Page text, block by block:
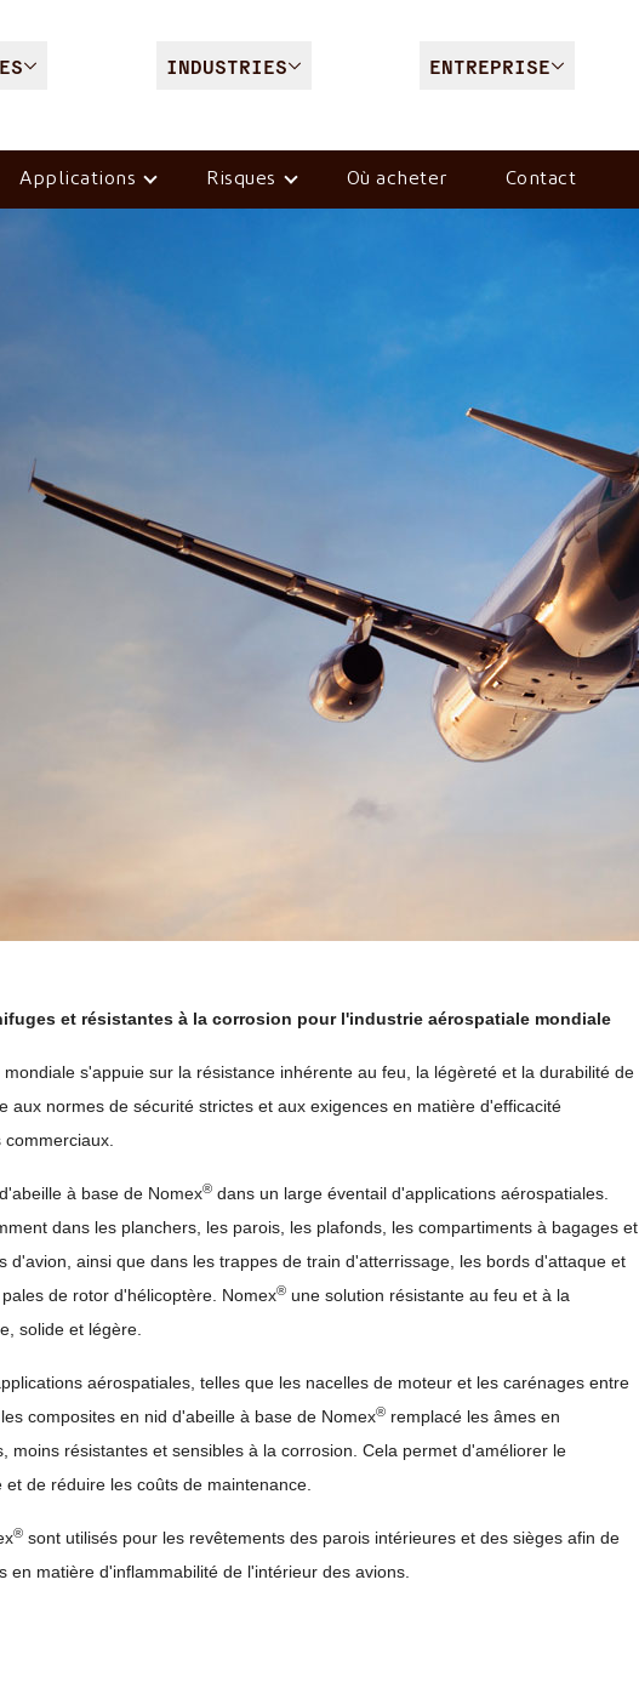
INDUSTRIES ENTREPRISE
Applications Risques Où acheter Contact
et résistantes à la corrosion pour l'industrie aérospatiale mondiale
s'appuie sur la résistance inhérente au feu, la légèreté et la durabilité de
aux normes de sécurité strictes et aux exigences en matière d'efficacité
à base de Nomex®dans un large éventail d'applications aérospatiales.
dans les planchers, les parois, les plafonds, les compartiments à bagages et
d'avion, ainsi que dans les trappes de train d'atterrissage, les bords d'attaque et
de rotor d'hélicoptère. Nomex®une solution résistante au feu et à la
solide et légère.
aérospatiales, telles que les nacelles de moteur et les carénages entre
composites en nid d'abeille à base de Nomex®remplacé les âmes en
moins résistantes et sensibles à la corrosion. Cela permet d'améliorer le
de réduire les coûts de maintenance.
®sont utilisés pour les revêtements des parois intérieures et des sièges afin de
en matière d'inflammabilité de l'intérieur des avions.